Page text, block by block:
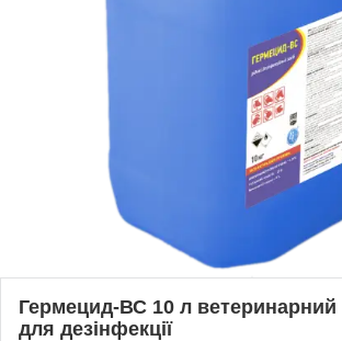
Гермецид-ВС 10 л ветеринарний
для дезінфекції